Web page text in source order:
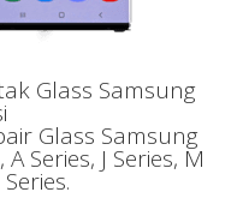
Glass Samsung
Glass Samsung
Series, J Series, M